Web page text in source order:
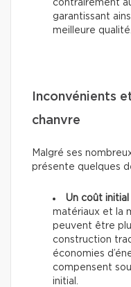
contrairement
garantissant
meilleure qualité.
Inconvénients
chanvre
Malgré ses
présente quelques
Un coût
matériaux et la
peuvent être
construction
économies
compensent
initial.